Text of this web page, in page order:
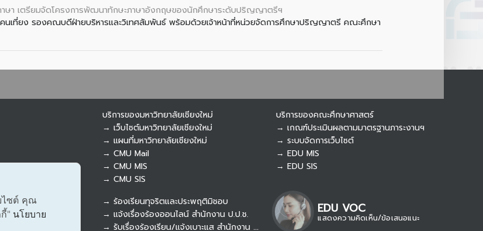
ษา เตรียมจัดโครงการพัฒนาทักษะภาษาอังกฤษของนักศึกษาระดับปริญญาตรีฯ
เที่ยง รองคณบดีฝ่ายบริหารและวิเทศสัมพันธ์ พร้อมด้วยเจ้าหน้าที่หน่วยจัดการศึกษาปริญญาตรี คณะศึกษา
บริการของมหาวิทยาลัยเชียงใหม่
→ เว็บไซต์มหาวิทยาลัยเชียงใหม่
→ แผนที่มหาวิทยาลัยเชียงใหม่
→ CMU Mail
→ CMU MIS
→ CMU SIS
บริการของคณะศึกษาศาสตร์
→ เกณฑ์ประเมินผลตามมาตรฐานภาระงานฯ
→ ระบบจัดการเว็บไซต์
→ EDU MIS
→ EDU SIS
→ ร้องเรียนทุจริตและประพฤติมิชอบ
→ แจ้งเรื่องร้องออนไลน์ สำนักงาน ป.ป.ช.
→ รับเรื่องร้องเรียน/แจ้งเบาะแส สำนักงาน ป.ป.ท.
EDU VOC
แสดงความคิดเห็น/ข้อเสนอแนะ
ไซต์ คุณ
" นโยบาย